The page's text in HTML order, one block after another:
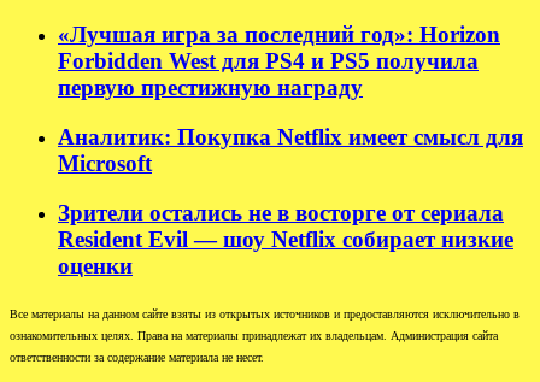
«Лучшая игра за последний год»: Horizon
Forbidden West для PS4 и PS5 получила
первую престижную награду
Аналитик: Покупка Netflix имеет смысл для
Microsoft
Зрители остались не в восторге от сериала
Resident Evil — шоу Netflix собирает низкие
оценки
Все материалы на данном сайте взяты из открытых источников и предоставляются исключительно в
ознакомительных целях. Права на материалы принадлежат их владельцам. Администрация сайта
ответственности за содержание материала не несет.